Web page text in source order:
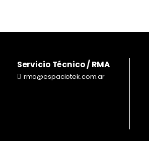
Servicio Técnico / RMA
rma@espaciotek.com.ar